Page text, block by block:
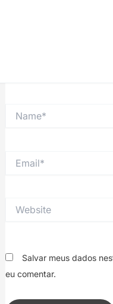
Salvar meus dados
eu comentar.